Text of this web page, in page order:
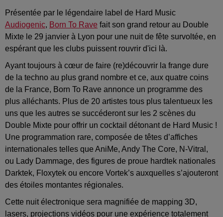
Présentée par le légendaire label de Hard Music
Audiogenic, Born To Rave fait son grand retour au Double
Mixte le 29 janvier à Lyon pour une nuit de fête survoltée, en
espérant que les clubs puissent rouvrir d'ici là.
Ayant toujours à cœur de faire (re)découvrir la frange dure
de la techno au plus grand nombre et ce, aux quatre coins
de la France, Born To Rave annonce un programme des
plus alléchants. Plus de 20 artistes tous plus talentueux les
uns que les autres se succéderont sur les 2 scènes du
Double Mixte pour offrir un cocktail détonant de Hard Music !
Une programmation rare, composée de têtes d’affiches
internationales telles que AniMe, Andy The Core, N-Vitral,
ou Lady Dammage, des figures de proue hardtek nationales
Darktek, Floxytek ou encore Vortek’s auxquelles s’ajouteront
des étoiles montantes régionales.
Cette nuit électronique sera magnifiée de mapping 3D,
lasers, projections vidéos pour une expérience totalement